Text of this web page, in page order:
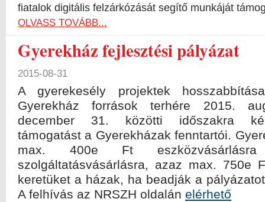
fiatalok digitális felzárkózását segítő munkáját
OLVASS TOVÁBB...
Gyerekház fejlesztési pályázat
2015-08-31
A gyerekesély projektek
Gyerekház források terhére 2015.
december 31. közötti időszakra
támogatást a Gyerekházak fenntartói.
max. 400e Ft
szolgáltatásvásárlásra, azaz max. 750e
keretüket a házak, ha beadják a
A felhívás az NRSZH oldalán elérhető